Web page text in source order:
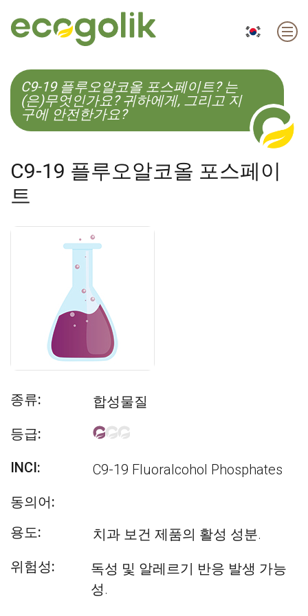
EN ES CS KO
C9-19 플루오알코올 포스페이트? 는
(은)무엇인가요? 귀하에게, 그리고 지
구에 안전한가요?
C9-19 플루오알코올 포스페이
트
종류:
합성물질
등급:
INCI:
C9-19 Fluoralcohol Phosphates
동의어:
용도:
치과 보건 제품의 활성 성분.
위험성:
독성 및 알레르기 반응 발생 가능
성.